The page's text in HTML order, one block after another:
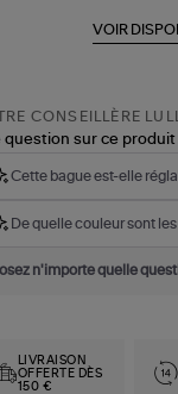
VOIR
CONSEILLÈRE
question sur ce produit
Cette bague est-elle
De quelle couleur sont
LIVRAISON
OFFERTE DÈS
150 €